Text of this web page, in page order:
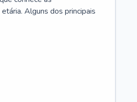
Alguns dos principais